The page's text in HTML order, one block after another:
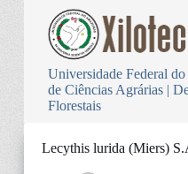
Universidade Federal
de Ciências Agrárias |
Florestais
Lecythis lurida (Miers)